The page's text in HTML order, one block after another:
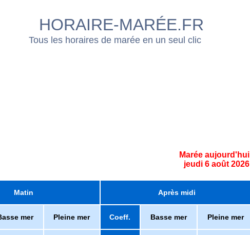
HORAIRE-MARÉE.FR
Tous les horaires de marée en un seul clic
Marée aujourd'hui
jeudi 6 août 2026
Matin Après midi
mer Pleine mer Coeff. Basse mer Pleine mer